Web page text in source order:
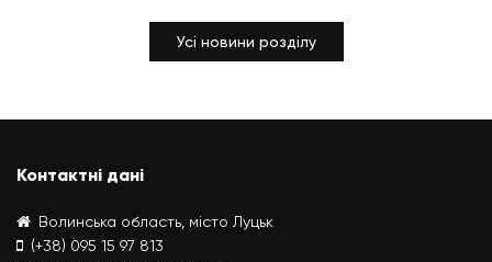
Усі новини розділу
Контактні дані
Волинська область, місто Луцьк
(+38) 095 15 97 813